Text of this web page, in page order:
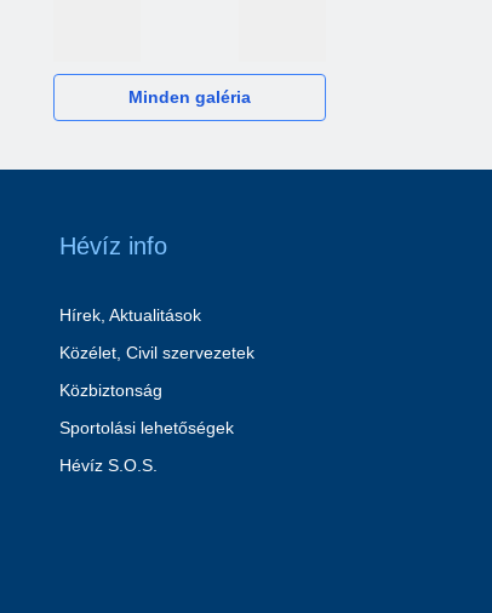
Minden galéria
Hévíz info
Hírek, Aktualitások
Közélet, Civil szervezetek
Közbiztonság
Sportolási lehetőségek
Hévíz S.O.S.